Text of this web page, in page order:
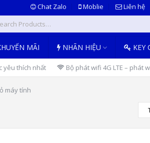
Chat Zalo Moblie Liên hệ
MÃI NHÃN HIỆU KEY
yêu thích nhất Bộ phát wifi 4G LTE – phát
máy tính